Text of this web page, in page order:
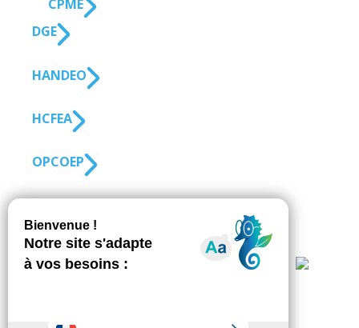
CPME
DGE
HANDEO
HCFEA
OPCO EP
SUIVEZ-NOUS